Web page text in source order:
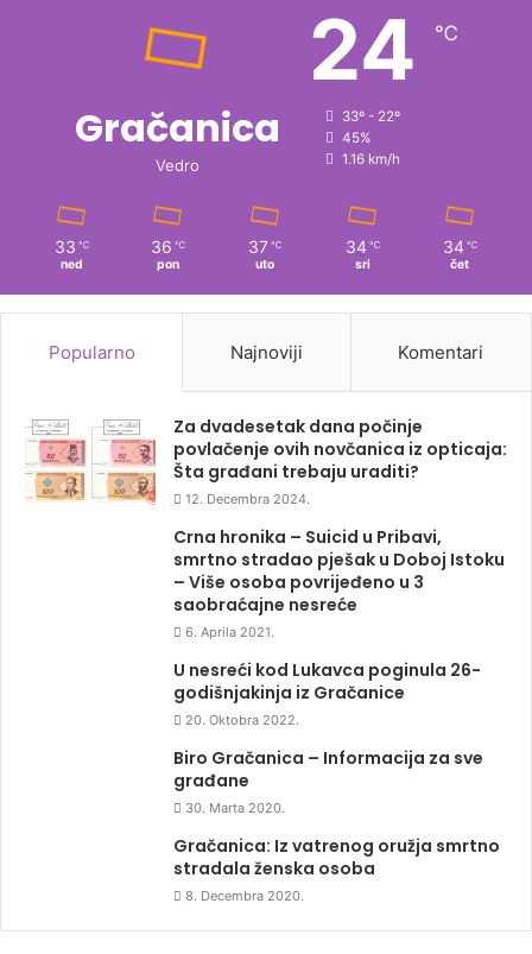
Gračanica
Vedro
24 ℃
33º - 22º
45%
1.16 km/h
33 ℃
ned
36 ℃
pon
37 ℃
uto
34 ℃
sri
34 ℃
čet
Popularno Najnoviji Komentari
Za dvadesetak dana počinje
povlačenje ovih novčanica iz opticaja:
Šta građani trebaju uraditi?
12. Decembra 2024.
Crna hronika – Suicid u Pribavi,
smrtno stradao pješak u Doboj Istoku
– Više osoba povrijeđeno u 3
saobraćajne nesreće
6. Aprila 2021.
U nesreći kod Lukavca poginula 26-
godišnjakinja iz Gračanice
20. Oktobra 2022.
Biro Gračanica – Informacija za sve
građane
30. Marta 2020.
Gračanica: Iz vatrenog oružja smrtno
stradala ženska osoba
8. Decembra 2020.